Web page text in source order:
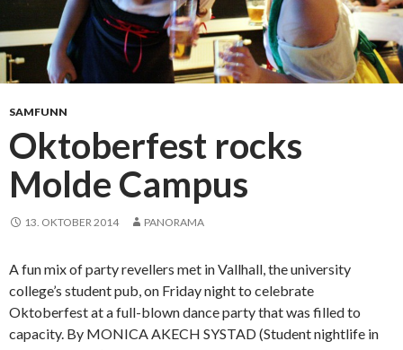
SAMFUNN
Oktoberfest rocks
Molde Campus
13. OKTOBER 2014 PANORAMA
A fun mix of party revellers met in Vallhall, the university
college’s student pub, on Friday night to celebrate
Oktoberfest at a full-blown dance party that was filled to
capacity. By MONICA AKECH SYSTAD (Student nightlife in